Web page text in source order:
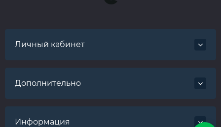
Личный кабинет
Дополнительно
Информация